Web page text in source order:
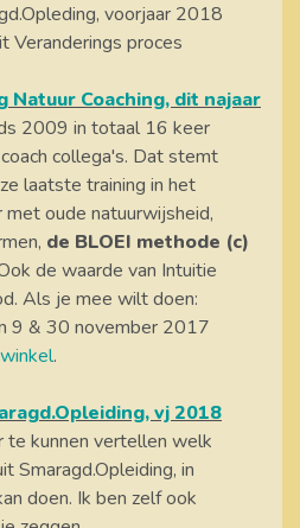
voorjaar 2018
Veranderings proces
Natuur Coaching, dit najaar
2009 in totaal 16 keer
collega's. Dat stemt
laatste training in het
oude natuurwijsheid,
de BLOEI methode (c)
de waarde van Intuitie
Als je mee wilt doen:
9 & 30 november 2017
.
vj 2018
te kunnen vertellen welk
Smaragd.Opleiding, in
doen. Ik ben zelf ook